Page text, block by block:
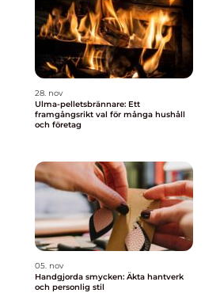
28. nov
Ulma-pelletsbrännare: Ett
framgångsrikt val för många hushåll
och företag
05. nov
Handgjorda smycken: Äkta hantverk
och personlig stil